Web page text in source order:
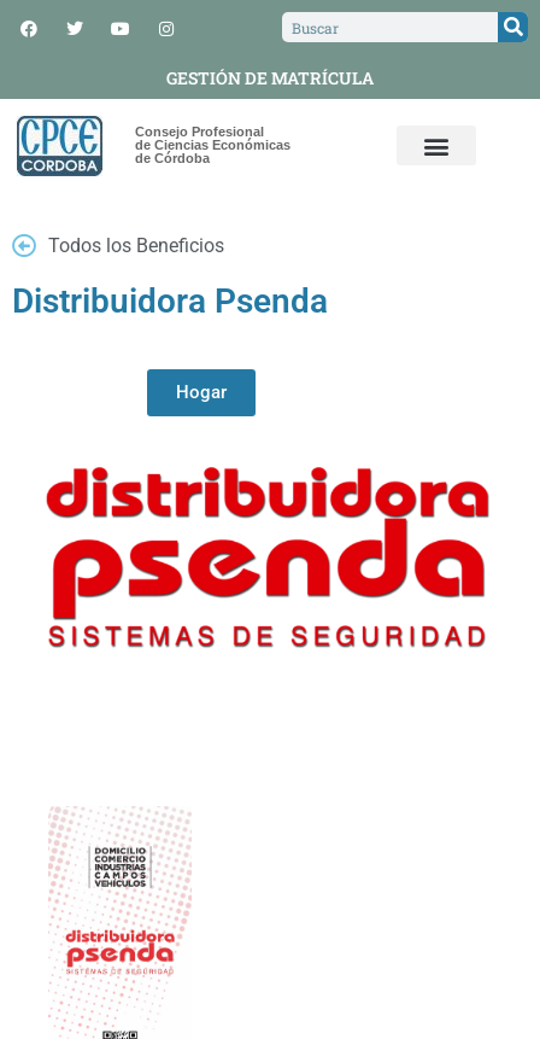
GESTIÓN DE MATRÍCULA
Consejo Profesional
de Ciencias Económicas
de Córdoba
Todos los Beneficios
Distribuidora Psenda
Hogar